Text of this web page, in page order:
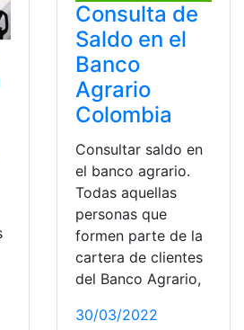
Consulta de
Saldo en el
Banco
Agrario
Colombia
Consultar saldo en
el banco agrario.
Todas aquellas
personas que
formen parte de la
cartera de clientes
del Banco Agrario,
30/03/2022